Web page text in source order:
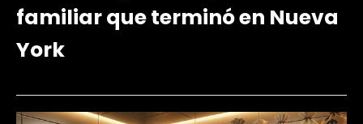
familiar que terminó en Nueva
York